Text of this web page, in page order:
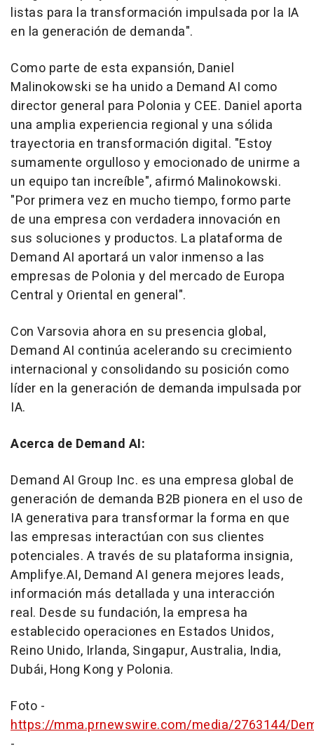
listas para la transformación impulsada por la IA
en la generación de demanda".
Como parte de esta expansión, Daniel
Malinokowski se ha unido a Demand AI como
director general para Polonia y CEE. Daniel aporta
una amplia experiencia regional y una sólida
trayectoria en transformación digital. "Estoy
sumamente orgulloso y emocionado de unirme a
un equipo tan increíble", afirmó Malinokowski.
"Por primera vez en mucho tiempo, formo parte
de una empresa con verdadera innovación en
sus soluciones y productos. La plataforma de
Demand AI aportará un valor inmenso a las
empresas de Polonia y del mercado de Europa
Central y Oriental en general".
Con Varsovia ahora en su presencia global,
Demand AI continúa acelerando su crecimiento
internacional y consolidando su posición como
líder en la generación de demanda impulsada por
IA.
Acerca de Demand AI:
Demand AI Group Inc. es una empresa global de
generación de demanda B2B pionera en el uso de
IA generativa para transformar la forma en que
las empresas interactúan con sus clientes
potenciales. A través de su plataforma insignia,
Amplifye.AI, Demand AI genera mejores leads,
información más detallada y una interacción
real. Desde su fundación, la empresa ha
establecido operaciones en Estados Unidos,
Reino Unido, Irlanda, Singapur,Australia, India,
Dubái, Hong Kong y Polonia.
Foto -
https://mma.prnewswire.com/media/2763144/